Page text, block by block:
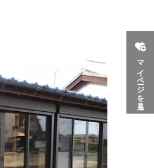
マイページを見る